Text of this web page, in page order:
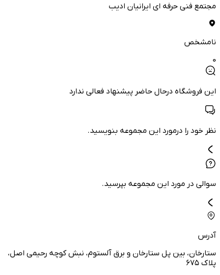
مجتمع فنی حرفه ای ایرانیان ادیب
نامشخص
0
این فروشگاه درحال حاضر پیشنهاد فعالی ندارد
نظر خود را درمورد این مجموعه بنویسید.
سوالی در مورد این مجموعه بپرسید.
آدرس
ستارخان، بین پل ستارخان و برق آلستوم، نبش کوچه رحیمی اصل،
پلاک ۶۷۵